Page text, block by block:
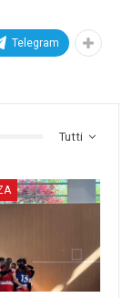
Telegram
Tutti